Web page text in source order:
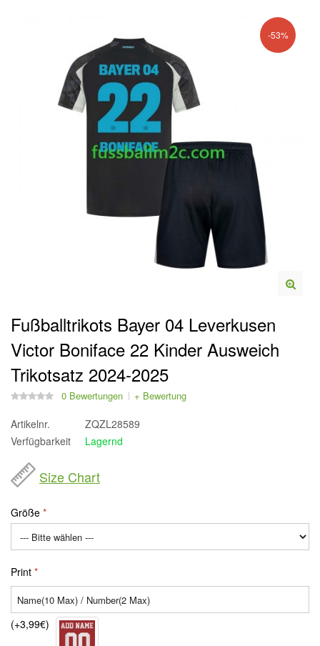
-53%
Fußballtrikots Bayer 04 Leverkusen
Victor Boniface 22 Kinder Ausweich
Trikotsatz 2024-2025
0 Bewertungen + Bewertung
Artikelnr.
ZQZL28589
Verfügbarkeit
Lagernd
Size Chart
Größe
Print
(+3,99€)